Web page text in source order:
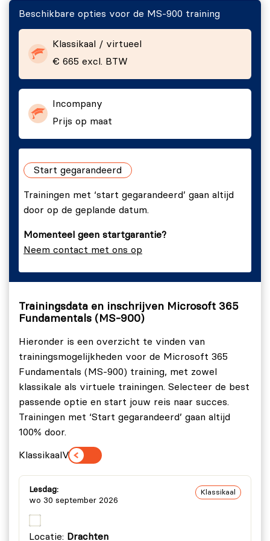
Microsoft 365-abonnementen, licenties en
De verschillende ondersteuningsopties binnen
Microsoft 365 herkennen en toepassen.
MS-900 | Module 1: Basisprincipes van de Cloud
begrijpen
Onderwerpen:
Overzicht van cloudcomputing.
Microsoft Cloudservices.
Migratie naar cloudservices.
Oefening 1: Het juiste cloudmodel bepalen (papieren
Na het afronden van deze module zijn deelnemers in
begrijpen.
Kernservices van Microsoft 365.
Microsoft 365 cloudservices.
Enterprise Mobility binnen Microsoft 365.
Samenwerking binnen Microsoft 365.
Lab: Een Microsoft 365 tenant inschakelen en
configureren
Oefening 1: Een Microsoft 365 tenant activeren en
Oefening 2: Verkennen van de Microsoft 365
gebruikers- en beheerdersportal.
configureren.
Beschikbare opties voor de MS-900 training
Klassikaal / virtueel
€ 665 excl. BTW
Incompany
Prijs op maat
Start gegarandeerd
Trainingen met ‘start gegarandeerd’ gaan altijd
door op de geplande datum.
Momenteel geen startgarantie?
Neem contact met ons op
Trainingsdata en inschrijven Microsoft 365
Fundamentals (MS-900)
Hieronder is een overzicht te vinden van
trainingsmogelijkheden voor de Microsoft 365
Fundamentals (MS-900) training, met zowel
klassikale als virtuele trainingen. Selecteer de best
passende optie en start jouw reis naar succes.
Trainingen met ‘Start gegarandeerd’ gaan altijd
100% door.
Klassikaal Virtueel
Lesdag:
wo 30 september 2026
Klassikaal
Locatie: Drachten